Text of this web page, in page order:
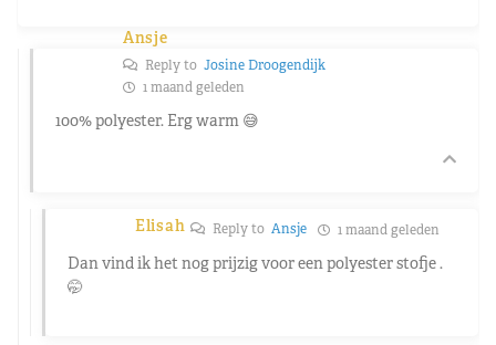
Ansje
Reply to Josine Droogendijk
1 maand geleden
100% polyester. Erg warm 😅
Elisah Reply toAnsje 1 maand geleden
Dan vind ik het nog prijzig voor een polyester stofje .
🤭